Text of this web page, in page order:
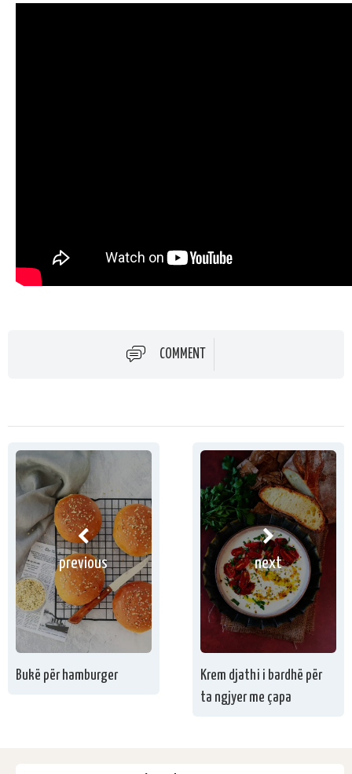
COMMENT
previous
Bukë për hamburger
next
Krem djathi i bardhë për
ta ngjyer me çapa